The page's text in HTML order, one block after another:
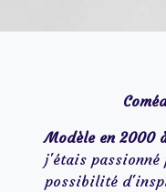
Modèle en 2000
j'étais
possibilité